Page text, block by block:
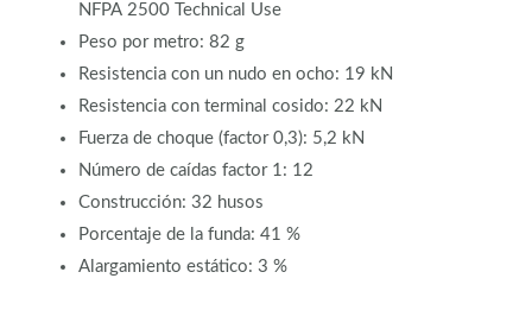
NFPA 2500 Technical Use
Peso por metro: 82 g
Resistencia con un nudo en ocho: 19 kN
Resistencia con terminal cosido: 22 kN
Fuerza de choque (factor 0,3): 5,2 kN
Número de caídas factor 1: 12
Construcción: 32 husos
Porcentaje de la funda: 41 %
Alargamiento estático: 3 %